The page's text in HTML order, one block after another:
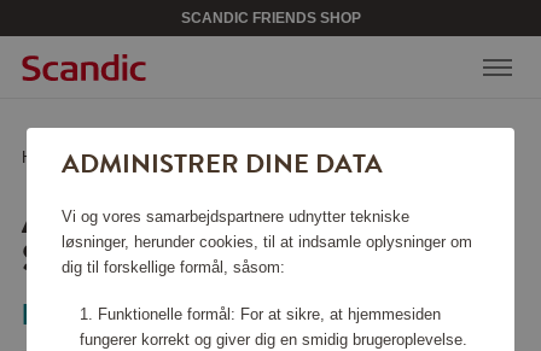
SCANDIC FRIENDS SHOP
Hjem /Skønhed & accessories /Smykker/Armbånd Infinity Sølv
ARMBÅND INFINITY
SØLV
Mockberg
ADMINISTRER DINE DATA
Vi og vores samarbejdspartnere udnytter tekniske
løsninger, herunder cookies, til at indsamle oplysninger om
dig til forskellige formål, såsom:
Funktionelle formål: For at sikre, at hjemmesiden
fungerer korrekt og giver dig en smidig brugeroplevelse.